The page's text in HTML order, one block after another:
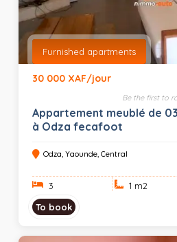
Furnished apartments
30 000 XAF/jour
Be the first to
Appartement meublé de
à Odza fecafoot
Odza, Yaounde, Central
3 1 m2
To book